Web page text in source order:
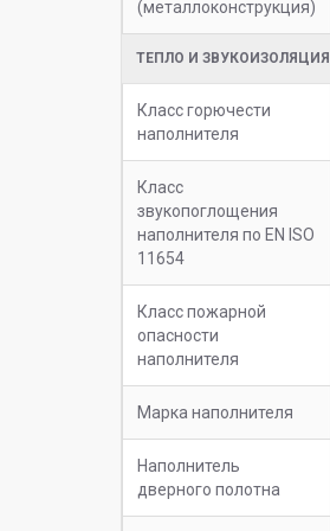
(металлоконструкция)
ТЕПЛО И ЗВУКОИЗОЛЯЦИЯ
Класс горючести
наполнителя
Класс
звукопоглощения
наполнителя по EN ISO
11654
Класс пожарной
опасности
наполнителя
Марка наполнителя
Наполнитель
дверного полотна